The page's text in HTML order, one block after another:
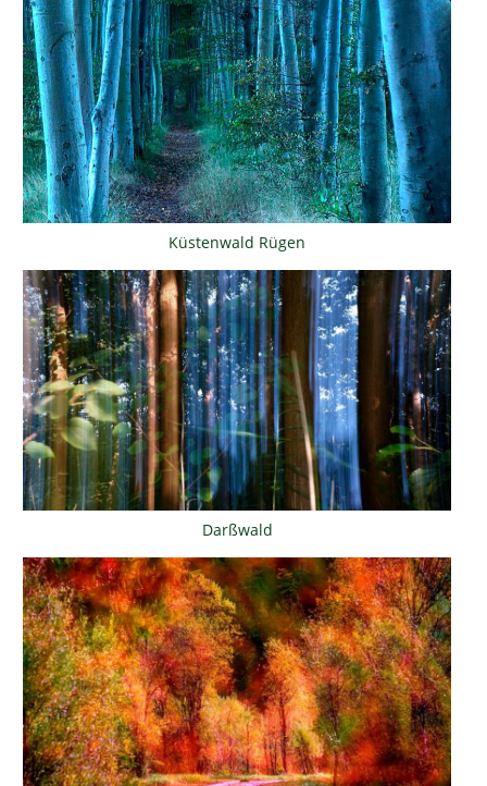
Küstenwald Rügen
Darßwald